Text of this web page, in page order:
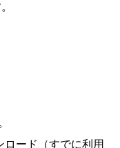
ード（すでに利用